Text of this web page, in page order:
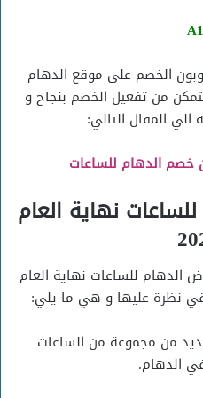
الخصم على موقع الدهام
من تفعيل الخصم بنجاح و
المقال التالي:
خصم الدهام للساعات
نهاية العام
الدهام للساعات نهاية العام
على العديد من مجموعة من الساعات
الدهام.